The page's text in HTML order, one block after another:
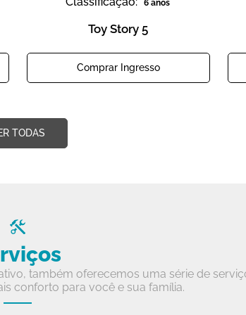
6 anos
Toy Story 5
Comprar Ingresso
TODAS
também oferecemos uma série de
conforto para você e sua família.